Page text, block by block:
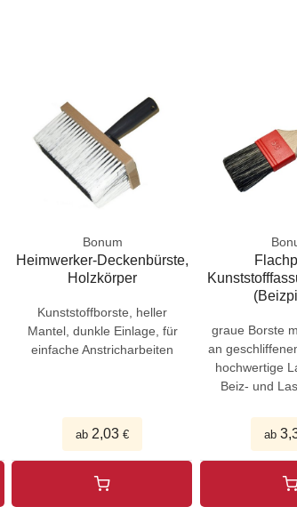
Bonum
Heimwerker-Deckenbürste,
Holzkörper
Kunststoffborste, heller
Mantel, dunkle Einlage, für
einfache Anstricharbeiten
ab 2,03 €
graue Borste
an
hochwertige
Beiz- und
ab